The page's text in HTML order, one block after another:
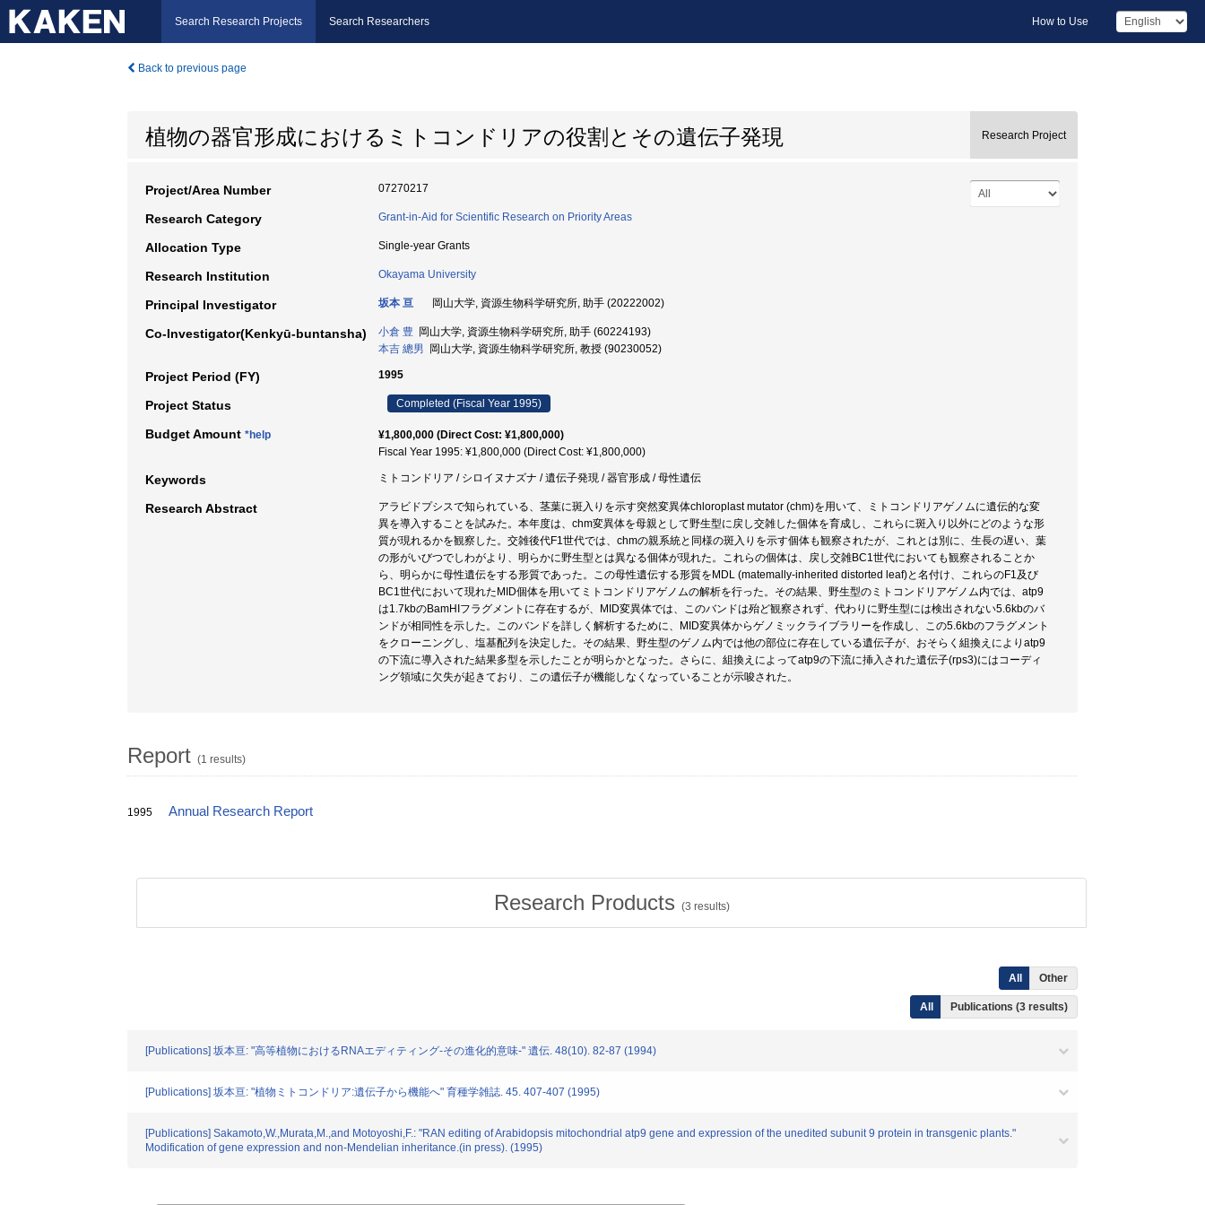
Search Research Projects Search Researchers How to Use
Back to previous page
植物の器官形成におけるミトコンドリアの役割とその遺伝子発現 Research Project
Project/Area Number 07270217
Research Category Grant-in-Aid for Scientific Research on Priority Areas
Allocation Type Single-year Grants
Research Institution Okayama University
Principal Investigator 坂本 亘 岡山大学, 資源生物科学研究所, 助手 (20222002)
Co-Investigator(Kenkyū-buntansha) 小倉 豊 岡山大学, 資源生物科学研究所, 助手 (60224193)
本吉 總男 岡山大学, 資源生物科学研究所, 教授 (90230052)
Project Period (FY) 1995
Project Status Completed (Fiscal Year 1995)
Budget Amount *help
¥1,800,000 (Direct Cost: ¥1,800,000)
Fiscal Year 1995: ¥1,800,000 (Direct Cost: ¥1,800,000)
Keywords ミトコンドリア / シロイヌナズナ / 遺伝子発現 / 器官形成 / 母性遺伝
Research Abstract
アラビドプシスで知られている、茎葉に斑入りを示す突然変異体chloroplast mutator (chm)を用いて、ミトコンドリアゲノムに遺伝的な変
異を導入することを試みた。本年度は、chm変異体を母親として野生型に戻し交雑した個体を育成し、これらに斑入り以外にどのような形
質が現れるかを観察した。交雑後代F1世代では、chmの親系統と同様の斑入りを示す個体も観察されたが、これとは別に、生長の遅い、葉
の形がいびつでしわがより、明らかに野生型とは異なる個体が現れた。これらの個体は、戻し交雑BC1世代においても観察されることか
ら、明らかに母性遺伝をする形質であった。この母性遺伝する形質をMDL (matemally-inherited distorted leaf)と名付け、これらのF1及び
BC1世代において現れたMID個体を用いてミトコンドリアゲノムの解析を行った。その結果、野生型のミトコンドリアゲノム内では、atp9
は1.7kbのBamHIフラグメントに存在するが、MID変異体では、このバンドは殆ど観察されず、代わりに野生型には検出されない5.6kbのバ
ンドが相同性を示した。このバンドを詳しく解析するために、MID変異体からゲノミックライブラリーを作成し、この5.6kbのフラグメント
をクローニングし、塩基配列を決定した。その結果、野生型のゲノム内では他の部位に存在している遺伝子が、おそらく組換えによりatp9
の下流に導入された結果多型を示したことが明らかとなった。さらに、組換えによってatp9の下流に挿入された遺伝子(rps3)にはコーディ
ング領域に欠失が起きており、この遺伝子が機能しなくなっていることが示唆された。
Report (1 results)
1995 Annual Research Report
Research Products (3 results)
All Other
All Publications (3 results)
[Publications] 坂本亘: "高等植物におけるRNAエディティング-その進化的意味-" 遺伝. 48(10). 82-87 (1994)
[Publications] 坂本亘: "植物ミトコンドリア:遺伝子から機能へ" 育種学雑誌. 45. 407-407 (1995)
[Publications] Sakamoto,W.,Murata,M.,and Motoyoshi,F.: "RAN editing of Arabidopsis mitochondrial atp9 gene and expression of the unedited subunit 9 protein in transgenic plants."
Modification of gene expression and non-Mendelian inheritance.(in press). (1995)